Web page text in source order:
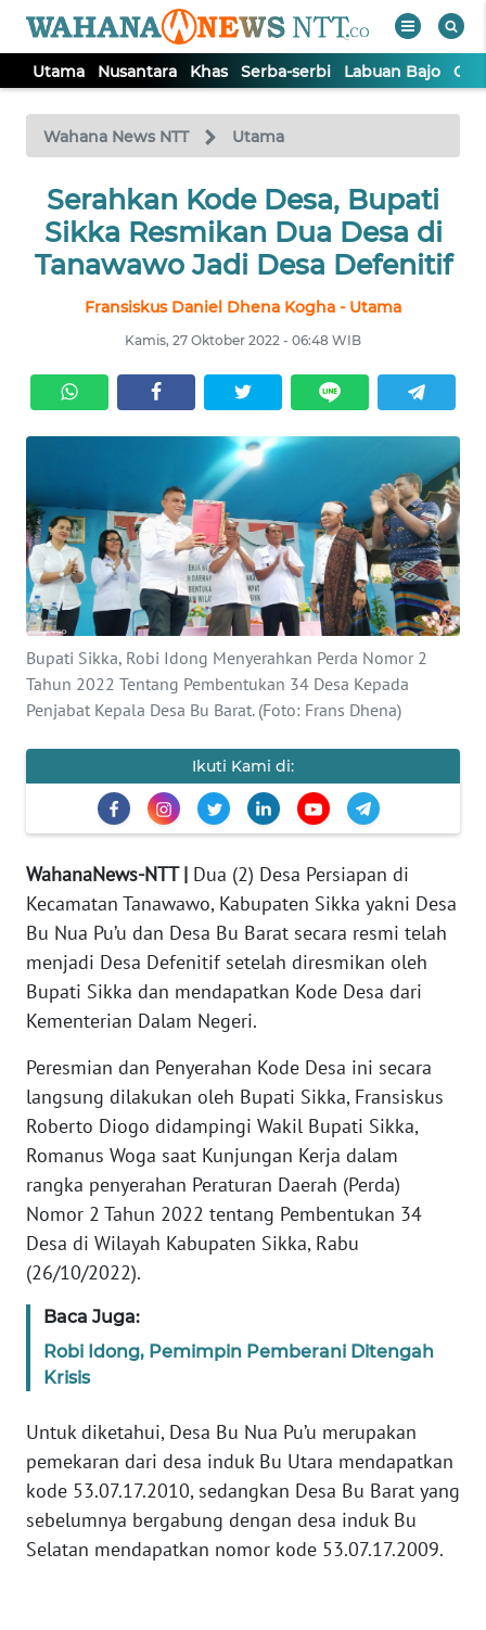
Utama Nusantara Khas Serba-serbi Labuan Bajo
Wahana News NTT Utama
Serahkan Kode Desa, Bupati
Sikka Resmikan Dua Desa di
Tanawawo Jadi Desa Defenitif
Fransiskus Daniel Dhena Kogha - Utama
Kamis, 27 Oktober 2022 - 06:48 WIB
Bupati Sikka, Robi Idong Menyerahkan Perda Nomor 2
Tahun 2022 Tentang Pembentukan 34 Desa Kepada
Penjabat Kepala Desa Bu Barat. (Foto: Frans Dhena)
Ikuti Kami di:
WahanaNews-NTT | Dua (2) Desa Persiapan di
Kecamatan Tanawawo, Kabupaten Sikka yakni Desa
Bu Nua Pu’u dan Desa Bu Barat secara resmi telah
menjadi Desa Defenitif setelah diresmikan oleh
Bupati Sikka dan mendapatkan Kode Desa dari
Kementerian Dalam Negeri.
Peresmian dan Penyerahan Kode Desa ini secara
langsung dilakukan oleh Bupati Sikka, Fransiskus
Roberto Diogo didampingi Wakil Bupati Sikka,
Romanus Woga saat Kunjungan Kerja dalam
rangka penyerahan Peraturan Daerah (Perda)
Nomor 2 Tahun 2022 tentang Pembentukan 34
Desa di Wilayah Kabupaten Sikka, Rabu
(26/10/2022).
Baca Juga:
Robi Idong, Pemimpin Pemberani Ditengah
Krisis
Untuk diketahui, Desa Bu Nua Pu’u merupakan
pemekaran dari desa induk Bu Utara mendapatkan
kode 53.07.17.2010, sedangkan Desa Bu Barat yang
sebelumnya bergabung dengan desa induk Bu
Selatan mendapatkan nomor kode 53.07.17.2009.
TV
Tutup
UTAMA
NUSANTARA
SERBA-
SERBI
BAJO
OPINI
Informasi
INDEKS
BERITA
IKLAN
TENTANG
PEDOMAN
MEDIA
SIBER
REDAKSI
KARIR
DISCLAIMER
Wahana
News
WN
SUMUT
WN
JAKARTA
WN
JABAR